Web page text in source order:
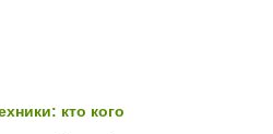
кто кого